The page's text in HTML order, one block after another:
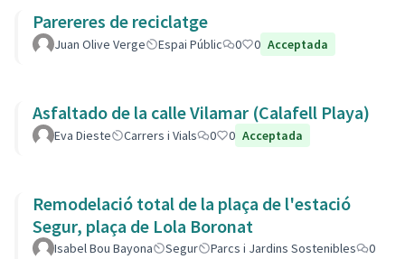
Parereres de reciclatge
Juan Olive Verge Espai Públic 0 0 Acceptada
Asfaltado de la calle Vilamar (Calafell Playa)
Eva Dieste Carrers i Vials 0 0 Acceptada
Remodelació total de la plaça de l'estació
Segur, plaça de Lola Boronat
Isabel Bou Bayona Segur Parcs i Jardins Sostenibles
0